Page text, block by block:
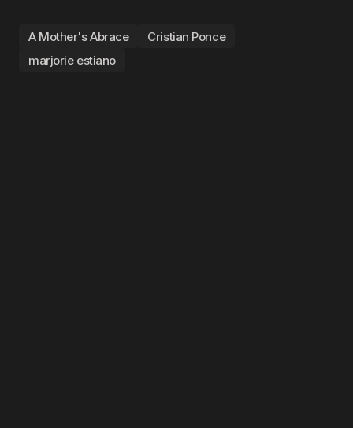
A Mother's Abrace
Cristian Ponce
marjorie estiano